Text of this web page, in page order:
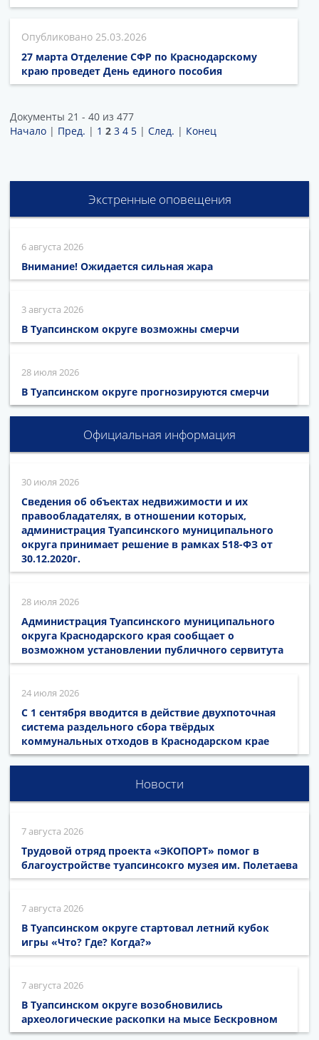
25.03.2026
27 марта Отделение СФР по Краснодарскому
краю проведет День единого пособия
Документы 21 - 40 из 477
Начало | Пред. | 1 2 3 4 5 | След. | Конец
Экстренные оповещения
6 августа 2026
Внимание! Ожидается сильная жара
3 августа 2026
В Туапсинском округе возможны смерчи
28 июля 2026
В Туапсинском округе прогнозируются смерчи
Официальная информация
30 июля 2026
Сведения об объектах недвижимости и их
правообладателях, в отношении которых,
администрация Туапсинского муниципального
округа принимает решение в рамках 518-ФЗ от
30.12.2020г.
28 июля 2026
Администрация Туапсинского муниципального
округа Краснодарского края сообщает о
возможном установлении публичного сервитута
24 июля 2026
С 1 сентября вводится в действие двухпоточная
система раздельного сбора твёрдых
коммунальных отходов в Краснодарском крае
Новости
7 августа 2026
Трудовой отряд проекта «ЭКОПОРТ» помог в
благоустройстве туапсинсокго музея им. Полетаева
7 августа 2026
В Туапсинском округе стартовал летний кубок
игры «Что? Где? Когда?»
7 августа 2026
В Туапсинском округе возобновились
археологические раскопки на мысе Бескровном